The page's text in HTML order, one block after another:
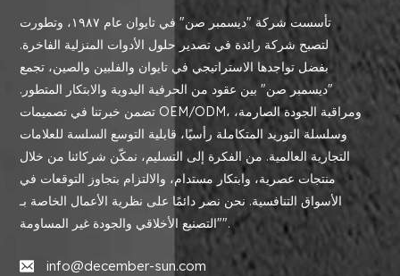
تأسست شركة "ديسمبر صن" في تايوان عام ١٩٨٧، وتطورت
لتصبح شركة رائدة في تصدير حلول الأدوات المنزلية الفاخرة.
بفضل تواجدها الاستراتيجي في تايوان والفلبين والصين، تجمع
"ديسمبر صن" بين عقود من الحرفية اليدوية والابتكار المتطور.
تضمن خبرتنا في تصميمات OEM/ODM، ومراقبة الجودة الصارمة،
وسلسلة التوريد المتكاملة رأسيًا، قابلية التوسع السلسة للعلامات
التجارية العالمية. من الفكرة إلى التسليم، نمكّن شركائنا من خلال
منتجات عصرية، وابتكار مستدام، والالتزام بتجاوز التوقعات في
الأسواق التنافسية. نحن نصر دائمًا على نظرية الأعمال الخاصة بـ
"التصنيع الأخلاقي والجودة غير المساومة".
info@december-sun.com